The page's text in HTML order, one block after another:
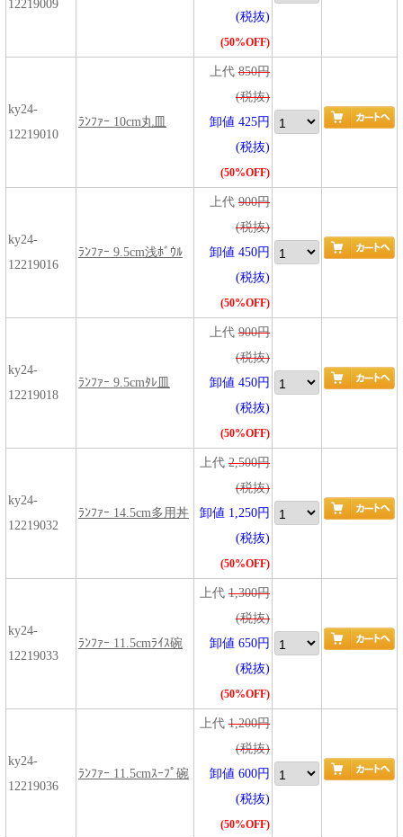
12219009
(税抜)
(50%OFF)
ky24-
12219010
ﾗﾝﾌｧｰ 10cm丸皿
上代 850円
(税抜)
卸値 425円
(税抜)
(50%OFF)
ky24-
12219016
ﾗﾝﾌｧｰ 9.5cm浅ﾎﾞｳﾙ
上代 900円
(税抜)
卸値 450円
(税抜)
(50%OFF)
ky24-
12219018
ﾗﾝﾌｧｰ 9.5cmﾀﾚ皿
上代 900円
(税抜)
卸値 450円
(税抜)
(50%OFF)
ky24-
12219032
ﾗﾝﾌｧｰ 14.5cm多用丼
上代 2,500円
(税抜)
卸値 1,250円
(税抜)
(50%OFF)
ky24-
12219033
ﾗﾝﾌｧｰ 11.5cmﾗｲｽ碗
上代 1,300円
(税抜)
卸値 650円
(税抜)
(50%OFF)
ky24-
12219036
ﾗﾝﾌｧｰ 11.5cmｽｰﾌﾟ碗
上代 1,200円
(税抜)
卸値 600円
(税抜)
(50%OFF)